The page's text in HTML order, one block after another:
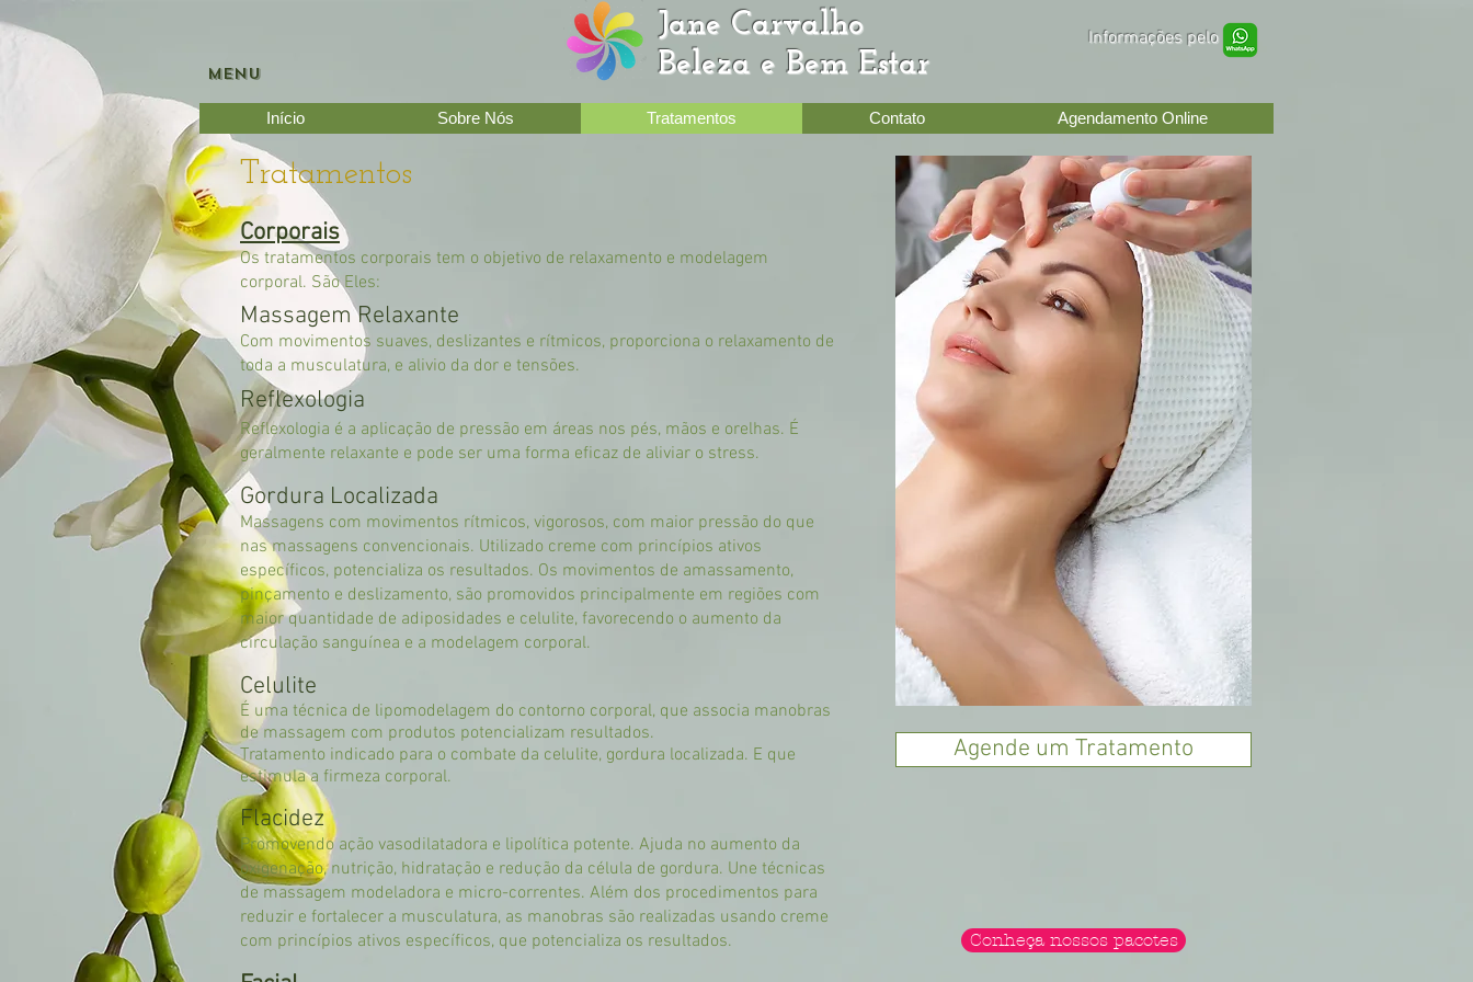
MENU
Jane Carvalho
Beleza e Bem Estar
Informações pelo
Início Sobre Nós Tratamentos Contato Agendamento Online
Tratamentos
Corporais
Os tratamentos corporais tem o objetivo de relaxamento e modelagem
corporal. São Eles:
Massagem Relaxante
Com movimentos suaves, deslizantes e rítmicos, proporciona o relaxamento de
toda a musculatura, e alivio da dor e tensões.
Reflexologia​
Reflexologia é a aplicação de pressão em áreas nos pés, mãos e orelhas. É
geralmente relaxante e pode ser uma forma eficaz de aliviar o stress.
Gordura Localizada
Massagens com movimentos rítmicos, vigorosos, com maior pressão do que
nas massagens convencionais. Utilizado creme com princípios ativos
específicos, potencializa os resultados. Os movimentos de amassamento,
pinçamento e deslizamento, são promovidos principalmente em regiões com
maior quantidade de adiposidades e celulite, favorecendo o aumento da
circulação sanguínea e a modelagem corporal.
Celulite
É uma técnica de lipomodelagem do contorno corporal, que associa manobras
de massagem com produtos potencializam resultados.
Tratamento indicado para o combate da celulite, gordura localizada. E que
estimula a firmeza corporal.
Flacidez
Promovendo ação vasodilatadora e lipolítica potente. Ajuda no aumento da
oxigenação, nutrição, hidratação e redução da célula de gordura. Une técnicas
de massagem modeladora e micro-correntes. Além dos procedimentos para
reduzir e fortalecer a musculatura, as manobras são realizadas usando creme
com princípios ativos específicos, que potencializa os resultados.
Agende um Tratamento
Conheça nossos pacotes